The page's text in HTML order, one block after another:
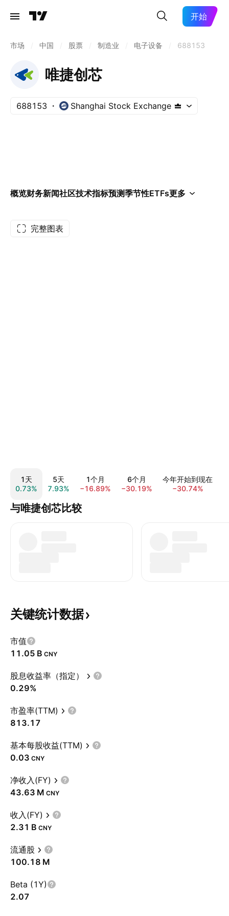
开始
市场 中国 股票 制造业 电子设备 688153
唯捷创芯
688153 Shanghai Stock Exchange
概览财务新闻社区技术指标预测季节性ETFs更多
完整图表
1天
0.73%
5天
7.93%
1个月
−16.89%
6个月
−30.19%
今年开始到现在
−30.74%
与唯捷创芯比较
关键统计数据
市值
‪11.05 B‬ CNY
股息收益率（指定）
0.29%
市盈率(TTM)
813.17
基本每股收益(TTM)
0.03 CNY
净收入(FY)
‪43.63 M‬ CNY
收入(FY)
‪2.31 B‬ CNY
流通股
‪100.18 M‬
Beta (1Y)
2.07